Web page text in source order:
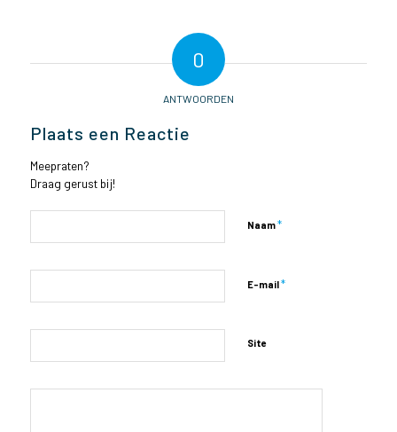
0
ANTWOORDEN
Plaats een Reactie
Meepraten?
Draag gerust bij!
Naam*
E-mail*
Site